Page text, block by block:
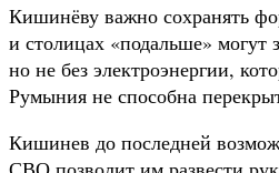
Кишинёву важно сохранять
и столицах «подальше» могут
но не без электроэнергии,
Румыния не способна
Кишинев до последней